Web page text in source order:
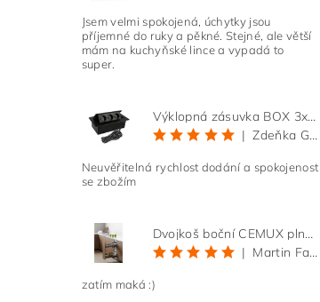
Jsem velmi spokojená, úchytky jsou
příjemné do ruky a pěkné. Stejné, ale větší
mám na kuchyňské lince a vypadá to
super.
Výklopná zásuvka BOX 3x 230V s 3m kabelem - černá
|
Zdeňka Gold
Neuvěřitelná rychlost dodání a spokojenost
se zbožím
Dvojkoš boční CEMUX plné dno 3D, s tlumením antracit 200 mm
|
Martin Faltus
zatím maká :)